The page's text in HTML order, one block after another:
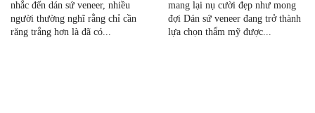
nhắc đến dán sứ veneer, nhiều
người thường nghĩ rằng chỉ cần
răng trắng hơn là đã có...
mang lại nụ cười đẹp như mong
đợi Dán sứ veneer đang trở thành
lựa chọn thẩm mỹ được...